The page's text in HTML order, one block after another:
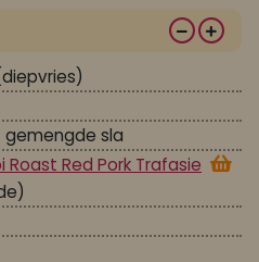
gemengde sla
Roast Red Pork Trafasie